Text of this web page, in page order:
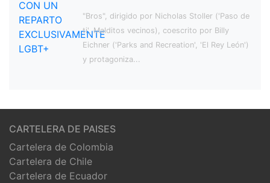
"Bros", dirigido por Nicholas Stoller ('Paso de
ti', Malditos vecinos), coescrito por Billy
Eichner ('Parks and Recreation', 'El Rey León')
y protagoniza...
CARTELERA DE PAISES
Cartelera de Colombia
Cartelera de Chile
Cartelera de Ecuador